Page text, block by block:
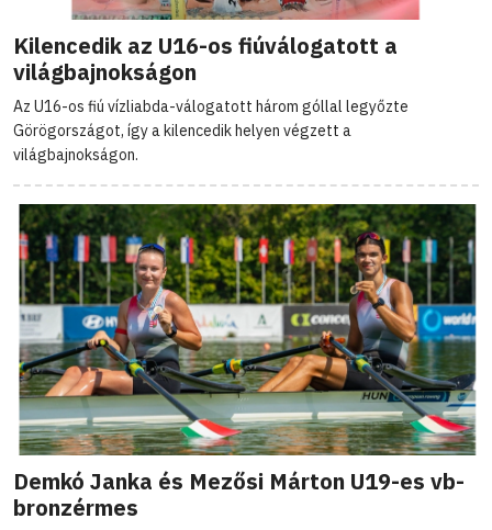
Kilencedik az U16-os fiúválogatott a
világbajnokságon
Az U16-os fiú vízliabda-válogatott három góllal legyőzte
Görögországot, így a kilencedik helyen végzett a
világbajnokságon.
Demkó Janka és Mezősi Márton U19-es vb-
bronzérmes